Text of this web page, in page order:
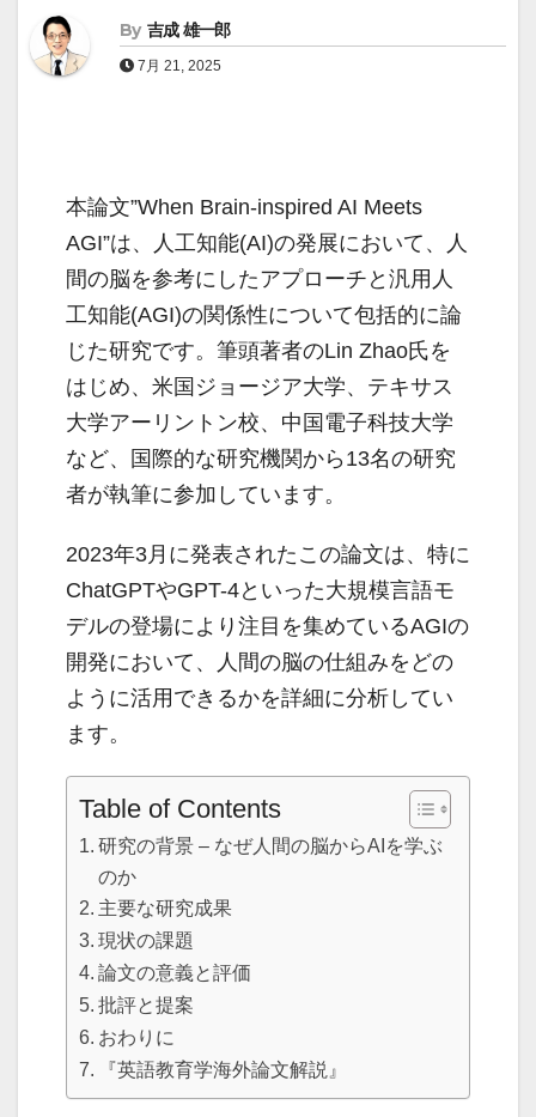
By 吉成 雄一郎
7月 21, 2025
本論文”When Brain-inspired AI Meets
AGI”は、人工知能(AI)の発展において、人
間の脳を参考にしたアプローチと汎用人
工知能(AGI)の関係性について包括的に論
じた研究です。筆頭著者のLin Zhao氏を
はじめ、米国ジョージア大学、テキサス
大学アーリントン校、中国電子科技大学
など、国際的な研究機関から13名の研究
者が執筆に参加しています。
2023年3月に発表されたこの論文は、特に
ChatGPTやGPT-4といった大規模言語モ
デルの登場により注目を集めているAGIの
開発において、人間の脳の仕組みをどの
ように活用できるかを詳細に分析してい
ます。
Table of Contents
研究の背景 – なぜ人間の脳からAIを学ぶ
のか
主要な研究成果
現状の課題
論文の意義と評価
批評と提案
おわりに
『英語教育学海外論文解説』